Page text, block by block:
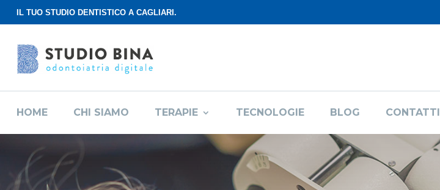
IL TUO STUDIO DENTISTICO A CAGLIARI.
HOME CHI SIAMO TERAPIE TECNOLOGIE BLOG CONTATTI